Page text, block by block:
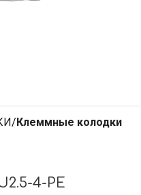
Клеммные колодки
4-PE